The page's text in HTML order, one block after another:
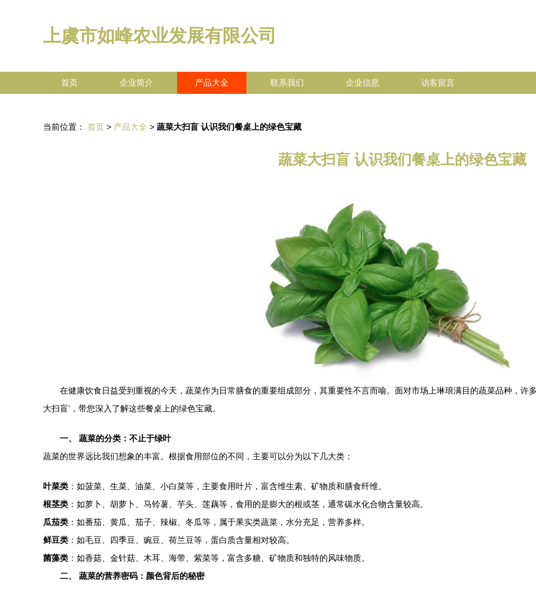
上虞市如峰农业发展有限公司
首页 企业简介 产品大全 联系我们 企业信息 访客留言
当前位置： 首页 > 产品大全 > 蔬菜大扫盲 认识我们餐桌上的绿色宝藏
蔬菜大扫盲 认识我们餐桌上的绿色宝藏
在健康饮食日益受到重视的今天，蔬菜作为日常膳食的重要组成部分，其重要性不言而喻。面对市场上琳琅满目的蔬菜品种，许
大扫盲’，带您深入了解这些餐桌上的绿色宝藏。
一、 蔬菜的分类：不止于绿叶
蔬菜的世界远比我们想象的丰富。根据食用部位的不同，主要可以分为以下几大类：
叶菜类 ：如菠菜、生菜、油菜、小白菜等，主要食用叶片，富含维生素、矿物质和膳食纤维。
根茎类 ：如萝卜、胡萝卜、马铃薯、芋头、莲藕等，食用的是膨大的根或茎，通常碳水化合物含量较高。
瓜茄类 ：如番茄、黄瓜、茄子、辣椒、冬瓜等，属于果实类蔬菜，水分充足，营养多样。
鲜豆类 ：如毛豆、四季豆、豌豆、荷兰豆等，蛋白质含量相对较高。
菌藻类 ：如香菇、金针菇、木耳、海带、紫菜等，富含多糖、矿物质和独特的风味物质。
二、 蔬菜的营养密码：颜色背后的秘密